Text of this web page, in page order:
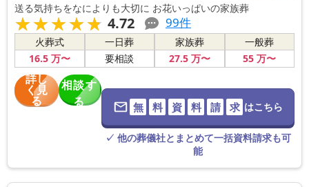
送る気持ちをなによりも大切に お花いっぱいの家族葬
★★★★★
★★★★★ 4.72 99件
火葬式
16.5万〜
一日葬
要相談
家族葬
27.5万〜
一般葬
55 万〜
詳し
く見
る
相談す
る
無 料 資 料 請 求 はこちら
✓ 他の葬儀社とまとめて一括資料請求も可
能